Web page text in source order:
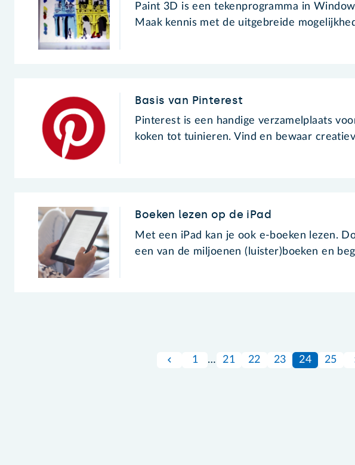
Paint 3D is een tekenprogramma in
Maak kennis met de uitgebreide
Basis van Pinterest
Pinterest is een handige verzamelplaats
koken tot tuinieren. Vind en bewaar
Boeken lezen op de iPad
Met een iPad kan je ook e-boeken lezen.
een van de miljoenen (luister)boeken en
1 … 21 22 23 24 25